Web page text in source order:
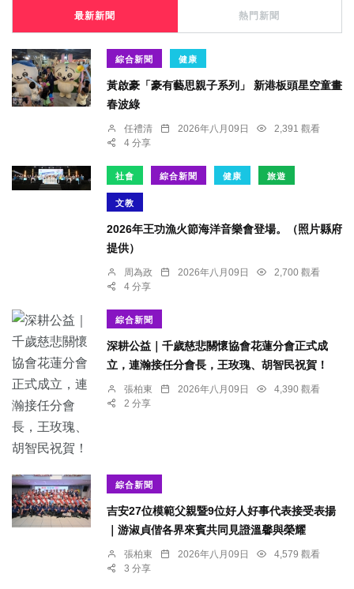
最新新聞 熱門新聞
綜合新聞 健康
黃啟豪「豪有藝思親子系列」 新港板頭星空童畫
春波綠
任禮清 2026年八月09日
2,391 觀看
4 分享
社會 綜合新聞 健康 旅遊
文教
2026年王功漁火節海洋音樂會登場。（照片縣府
提供）
周為政 2026年八月09日
2,700 觀看
4 分享
綜合新聞
深耕公益｜千歲慈悲關懷協會花蓮分會正式成
立，連瀚接任分會長，王玫瑰、胡智民祝賀！
張柏東 2026年八月09日
4,390 觀看
2 分享
綜合新聞
吉安27位模範父親暨9位好人好事代表接受表揚
｜游淑貞偕各界來賓共同見證溫馨與榮耀
張柏東 2026年八月09日
4,579 觀看
3 分享